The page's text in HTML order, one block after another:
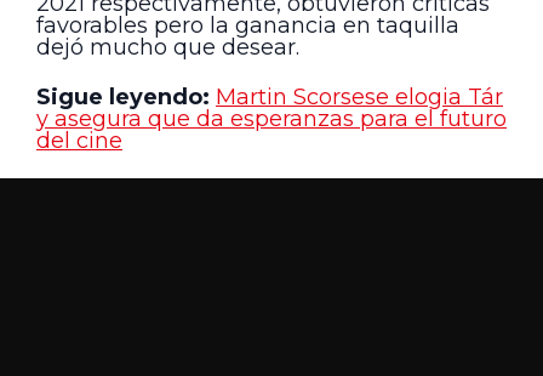
favorables pero la ganancia en taquilla
dejó mucho que desear.
Sigue leyendo: Martin Scorsese elogia Tár
y asegura que da esperanzas para el futuro
del cine